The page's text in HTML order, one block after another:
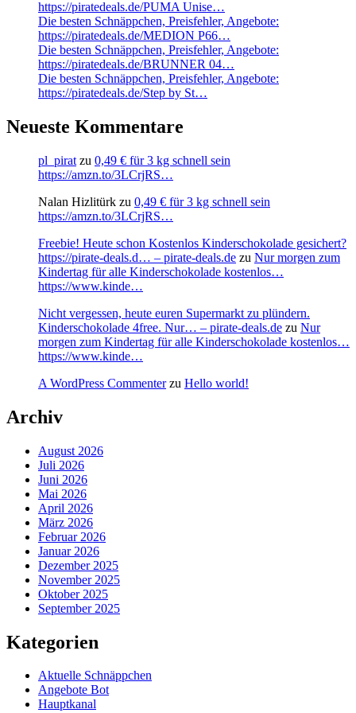
https://piratedeals.de/PUMA Unise…
Die besten Schnäppchen, Preisfehler, Angebote:
https://piratedeals.de/MEDION P66…
Die besten Schnäppchen, Preisfehler, Angebote:
https://piratedeals.de/BRUNNER 04…
Die besten Schnäppchen, Preisfehler, Angebote:
https://piratedeals.de/Step by St…
Neueste Kommentare
pl_pirat zu 0,49 € für 3 kg schnell sein
https://amzn.to/3LCrjRS…
Nalan Hizlitürk zu 0,49 € für 3 kg schnell sein
https://amzn.to/3LCrjRS…
Freebie! Heute schon Kostenlos Kinderschokolade gesichert?
https://pirate-deals.d… – pirate-deals.de zu Nur morgen zum
Kindertag für alle Kinderschokolade kostenlos…
https://www.kinde…
Nicht vergessen, heute euren Supermarkt zu plündern.
Kinderschokolade 4free. Nur… – pirate-deals.de zu Nur
morgen zum Kindertag für alle Kinderschokolade kostenlos…
https://www.kinde…
A WordPress Commenterzu Hello world!
Archiv
August 2026
Juli 2026
Juni 2026
Mai 2026
April 2026
März 2026
Februar 2026
Januar 2026
Dezember 2025
November 2025
Oktober 2025
September 2025
Kategorien
Aktuelle Schnäppchen
Angebote Bot
Hauptkanal